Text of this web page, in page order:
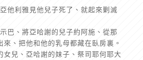
他利雅見他兒子死了、就起來剿滅
巴、將亞哈謝的兒子約阿施、從那
來、把他和他的乳母都藏在臥房裏。
女兒、亞哈謝的妹子、祭司耶何耶大